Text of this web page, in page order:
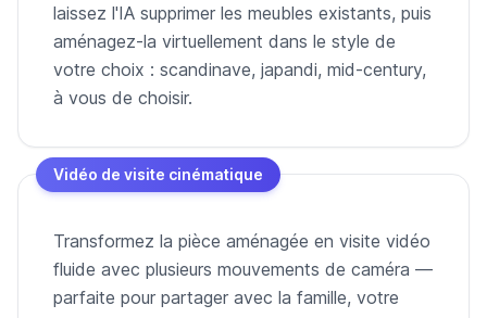
laissez l'IA supprimer les meubles existants, puis
aménagez-la virtuellement dans le style de
votre choix : scandinave, japandi, mid-century,
à vous de choisir.
Vidéo de visite cinématique
Transformez la pièce aménagée en visite vidéo
fluide avec plusieurs mouvements de caméra —
parfaite pour partager avec la famille, votre